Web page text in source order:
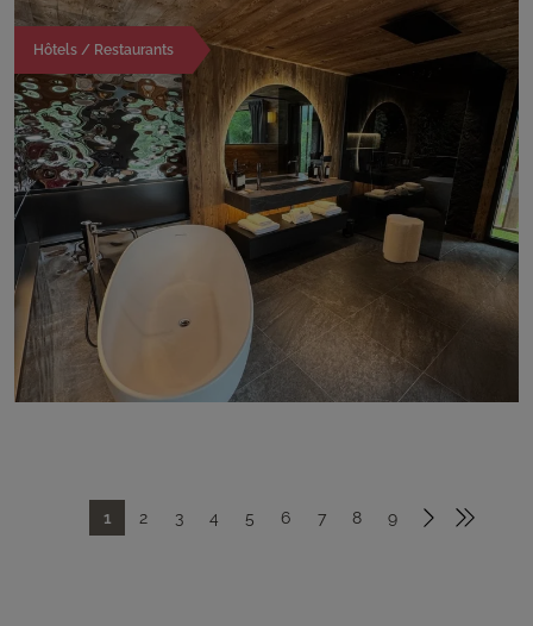
Hôtels / Restaurants
1 2 3 4 5 6 7 8 9